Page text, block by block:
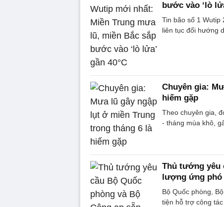
bước vào ‘lò
Tin bão số 1 Wutip
liên tục đổi hướng
Chuyên gia:
hiếm gặp
Theo chuyên gia,
- tháng mùa khô,
Thủ tướng yêu
lượng ứng phó
Bộ Quốc phòng,
tiện hỗ trợ công